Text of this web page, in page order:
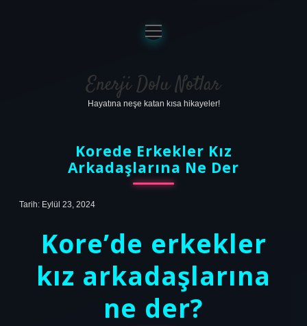
Anasayfa
Gizlilik Politikası
Yasal Uyarı
menüyü
aç
Enerji Dolu Notlar
Hayatına neşe katan kısa hikayeler!
Korede Erkekler Kız
Arkadaşlarına Ne Der
Tarih: Eylül 23, 2024
Kore’de erkekler
kız arkadaşlarına
ne der?